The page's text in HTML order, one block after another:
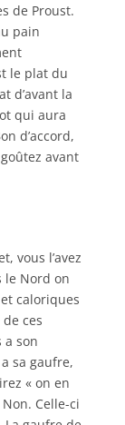
de Proust.
pain
le plat du
d’avant la
qui aura
d’accord,
avant
vous l’avez
le Nord on
caloriques
ces
a son
sa gaufre,
« on en
Celle-ci